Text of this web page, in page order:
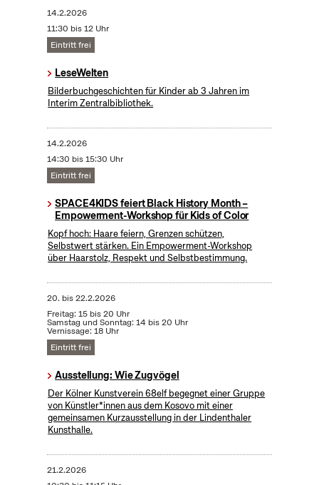
14.2.2026
11:30 bis 12 Uhr
Eintritt frei
LeseWelten
Bilderbuchgeschichten für Kinder ab 3 Jahren im
Interim Zentralbibliothek.
14.2.2026
14:30 bis 15:30 Uhr
Eintritt frei
SPACE4KIDS feiert Black History Month –
Empowerment-Workshop für Kids of Color
Kopf hoch: Haare feiern, Grenzen schützen,
Selbstwert stärken. Ein Empowerment-Workshop
über Haarstolz, Respekt und Selbstbestimmung.
20. bis22.2.2026
Freitag: 15 bis 20 Uhr
Samstag und Sonntag: 14 bis 20 Uhr
Vernissage: 18 Uhr
Eintritt frei
Ausstellung: Wie Zugvögel
Der Kölner Kunstverein 68elf begegnet einer Gruppe
von Künstler*innen aus dem Kosovo mit einer
gemeinsamen Kurzausstellung in der Lindenthaler
Kunsthalle.
21.2.2026